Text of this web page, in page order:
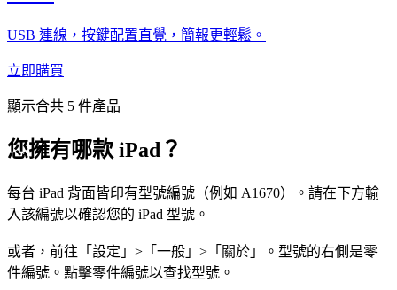
USB 連線，按鍵配置直覺，簡報更輕鬆。
立即購買
顯示合共 5 件產品
您擁有哪款 iPad？
每台 iPad 背面皆印有型號編號（例如 A1670）。請在下方輸
入該編號以確認您的 iPad 型號。
或者，前往「設定」>「一般」>「關於」。型號的右側是零
件編號。點擊零件編號以查找型號。